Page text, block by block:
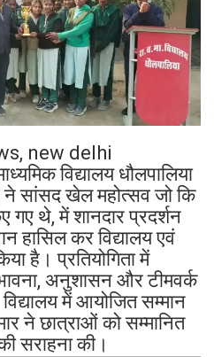
new delhi
विद्यालय धौलपालिया
ने सांसद खेल महोत्सव जो कि
गए थे, में शानदार प्रदर्शन
हासिल कर विद्यालय एवं
है। प्रतियोगिता में
अनुशासन और टीमवर्क
में आयोजित सम्मान
ने छात्राओं को सम्मानित
सराहना की।